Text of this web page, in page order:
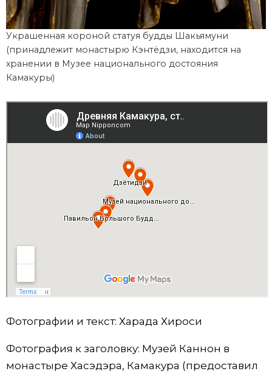
Украшенная короной статуя будды Шакьямуни
(принадлежит монастырю Кэнтёдзи, находится на
хранении в Музее национального достояния
Камакуры)
Фотографии и текст: Харада Хироcи
Фотография к заголовку: Музей Каннон в
монастыре Хасэдэра, Камакура (предоставил